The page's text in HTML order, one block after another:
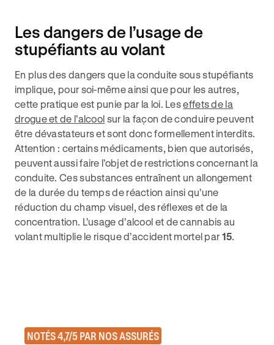
Les dangers de l’usage de
stupéfiants au volant
En plus des dangers que la conduite sous stupéfiants
implique, pour soi-même ainsi que pour les autres,
cette pratique est punie par la loi. Leseffets de la
drogue et de l’alcool sur la façon de conduire peuvent
être dévastateurs et sont donc formellement interdits.
Attention : certains médicaments, bien que autorisés,
peuvent aussi faire l’objet de restrictions concernant la
conduite. Ces substances entraînent un allongement
de la durée du temps de réaction ainsi qu’une
réduction du champ visuel, des réflexes et de la
concentration. L’usage d’alcool et de cannabis au
volant multiplie le risque d’accident mortel par 15.
NOTÉS 4,7/5 PAR NOS ASSURÉS